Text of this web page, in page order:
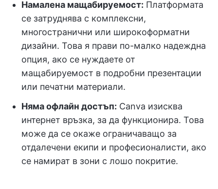
Намалена мащабируемост: Платформата
се затруднява с комплексни,
многостранични или широкоформатни
дизайни. Това я прави по-малко надеждна
опция, ако се нуждаете от
мащабируемост в подробни презентации
или печатни материали.
Няма офлайн достъп: Canva изисква
интернет връзка, за да функционира. Това
може да се окаже ограничаващо за
отдалечени екипи и професионалисти, ако
се намират в зони с лошо покритие.